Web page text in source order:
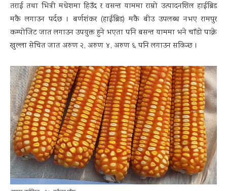
तराई तथा भित्री मधेशमा हिउँद र वसन्त याममा राम्रो उत्पादनशिल हाईब्रिड
मकै लगाउन पर्दछ । बर्णशंकर (हाईब्रिड) मकै बीउ उपलब्ध नभए रामपुर
कम्पोजिट जात लगाउन उपयुक्त हुने भएता पनि बसन्त याममा भने चाँडो पाक्ने
खुल्ला सेचित जात अरुण २, अरुण ४, अरुण ६ पनि लगाउन सकिन्छ ।